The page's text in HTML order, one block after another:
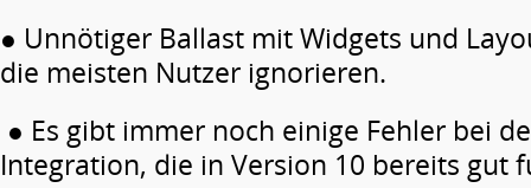
● Unnötiger Ballast mit Widgets und
die meisten Nutzer ignorieren.
● Es gibt immer noch einige Fehler bei
Integration, die in Version 10 bereits gut